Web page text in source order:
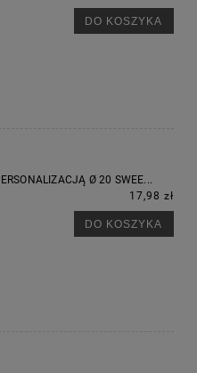
DO KOSZYKA
Ø 20 SWEE...
17,98 zł
DO KOSZYKA